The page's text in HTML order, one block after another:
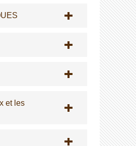
et les